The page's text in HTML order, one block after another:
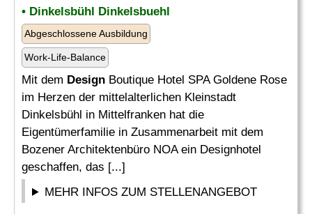
• Dinkelsbühl Dinkelsbuehl
Abgeschlossene Ausbildung
Work-Life-Balance
Mit dem Design Boutique Hotel SPA Goldene Rose
im Herzen der mittelalterlichen Kleinstadt
Dinkelsbühl in Mittelfranken hat die
Eigentümerfamilie in Zusammenarbeit mit dem
Bozener Architektenbüro NOA ein Designhotel
geschaffen, das [...]
MEHR INFOS ZUM STELLENANGEBOT